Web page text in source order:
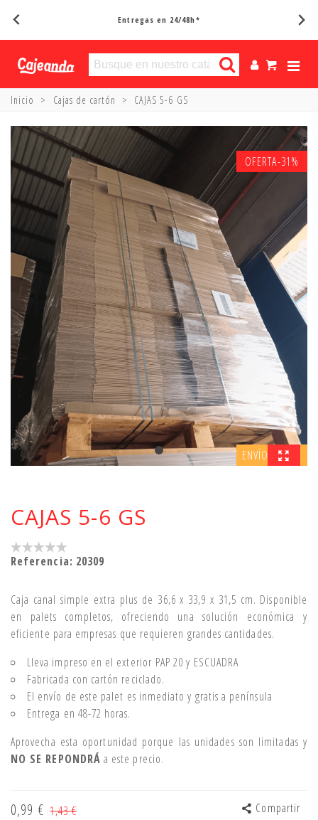
Entregas en 24/48h*
Inicio > Cajas de cartón > CAJAS 5-6 GS
ENVÍO GRATIS
OFERTA-31%
CAJAS 5-6 GS
Referencia: 20309
Caja canal simple extra plus de 36,6 x 33,9 x 31,5 cm. Disponible
en palets completos, ofreciendo una solución económica y
eficiente para empresas que requieren grandes cantidades.
Lleva impreso en el exterior PAP 20 y ESCUADRA
Fabricada con cartón reciclado.
El envío de este palet es inmediato y gratis a península
Entrega en 48-72 horas.
Aprovecha esta oportunidad porque las unidades son limitadas y
NO SE REPONDRÁ a este precio.
0,99 € 1,43 €
Compartir